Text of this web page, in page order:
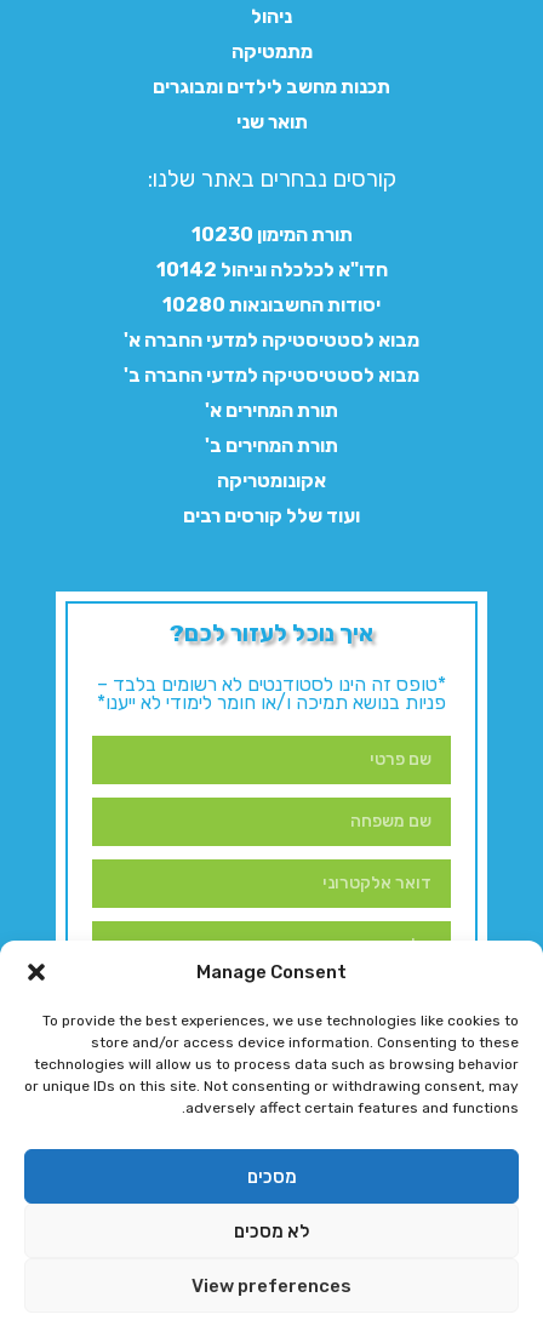
Manage Consent
To provide the best experiences, we use technologies like cookies to
store and/or access device information. Consenting to these
technologies will allow us to process data such as browsing behavior
or unique IDs on this site. Not consenting or withdrawing consent, may
adversely affect certain features and functions.
מסכים
לא מסכים
View preferences
ניהול
מתמטיקה
תכנות מחשב לילדים ומבוגרים
תואר שני
קורסים נבחרים באתר שלנו:​
תורת המימון 10230
חדו"א לכלכלה וניהול 10142
יסודות החשבונאות 10280
מבוא לסטטיסטיקה למדעי החברה א'
מבוא לסטטיסטיקה למדעי החברה ב'
תורת המחירים א'
תורת המחירים ב'
אקונומטריקה
ועוד שלל קורסים רבים
איך נוכל לעזור לכם?
*טופס זה הינו לסטודנטים לא רשומים בלבד –
פניות בנושא תמיכה ו/או חומר לימודי לא ייענו*